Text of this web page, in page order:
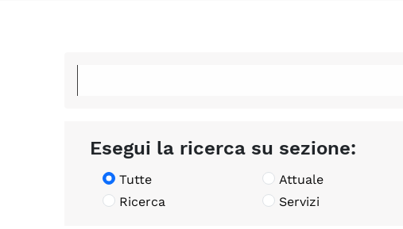
Esegui la ricerca su sezione:
Tutte Attuale
Ricerca
Servizi